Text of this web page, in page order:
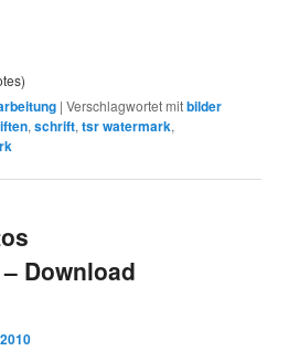
|Verschlagwortet mitbilder
,schrift,tsr watermark,
Download